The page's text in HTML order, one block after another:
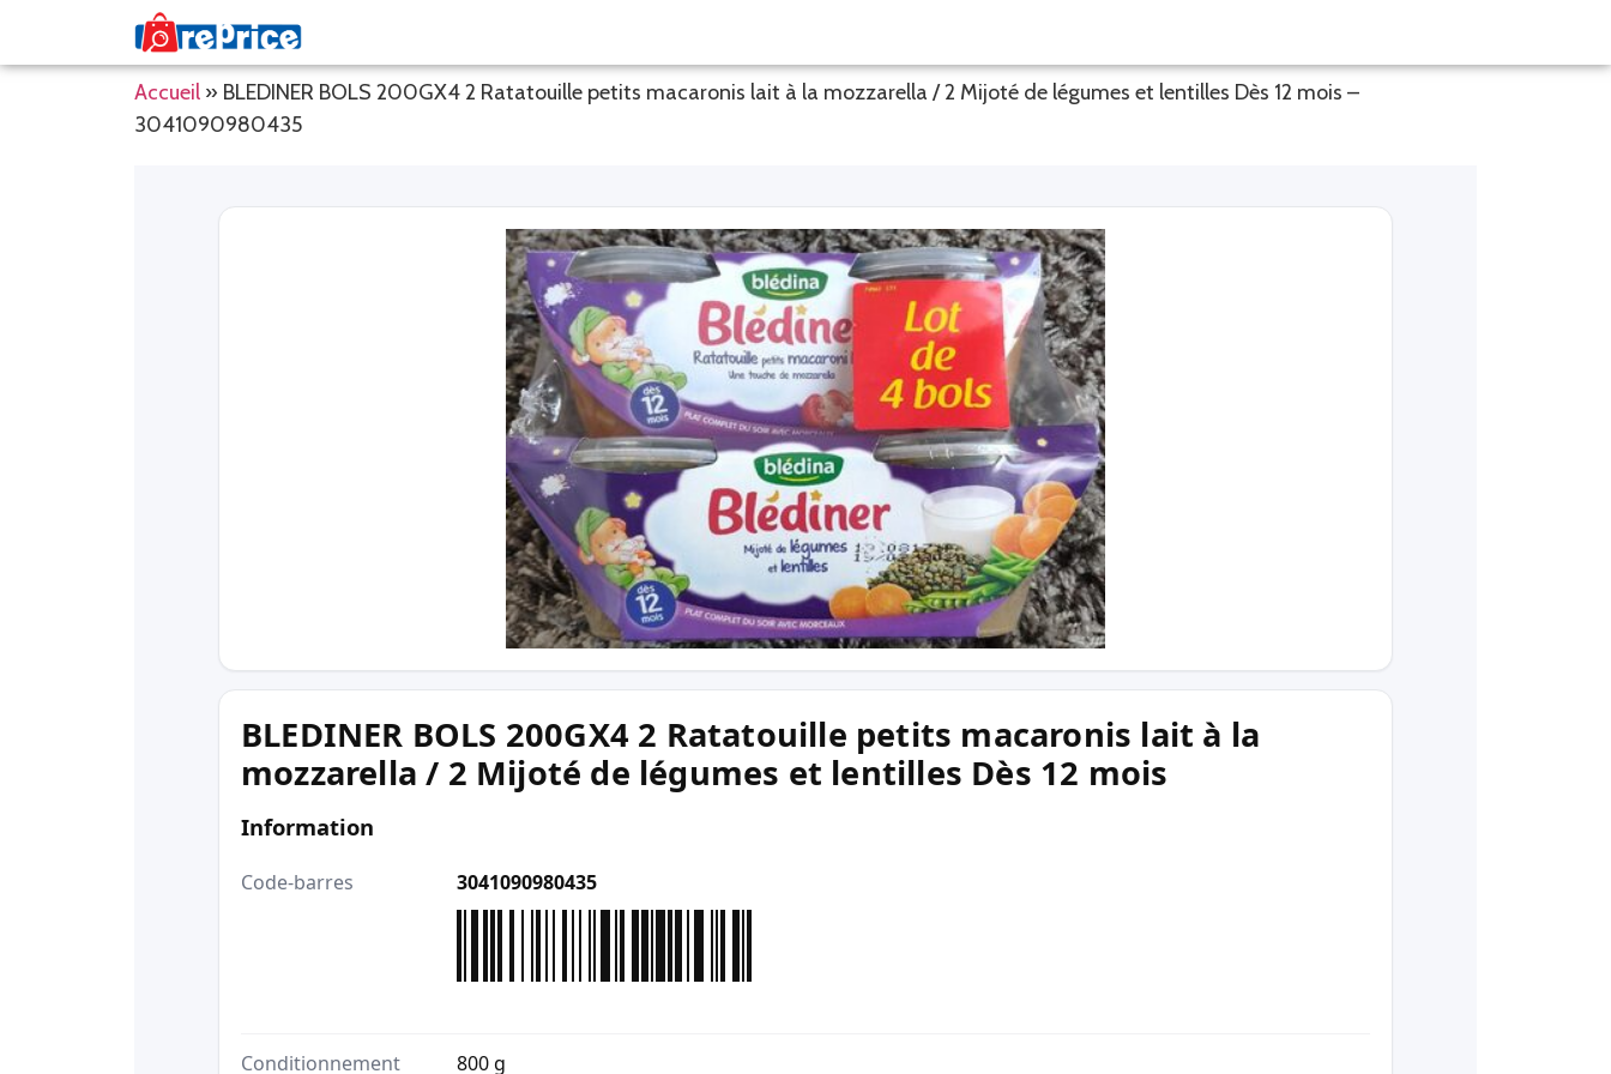
Accueil » BLEDINER BOLS 200GX4 2 Ratatouille petits macaronis lait à la mozzarella / 2 Mijoté de légumes et lentilles Dès 12 mois –
3041090980435
BLEDINER BOLS 200GX4 2 Ratatouille petits macaronis lait à la
mozzarella / 2 Mijoté de légumes et lentilles Dès 12 mois
Information
Code-barres 3041090980435
Conditionnement 800 g